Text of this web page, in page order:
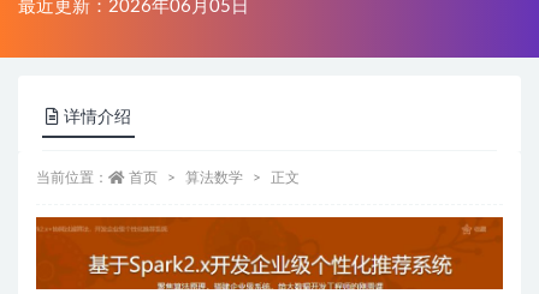
最近更新：2026年06月05日
详情介绍
当前位置： 首页 算法数学 正文